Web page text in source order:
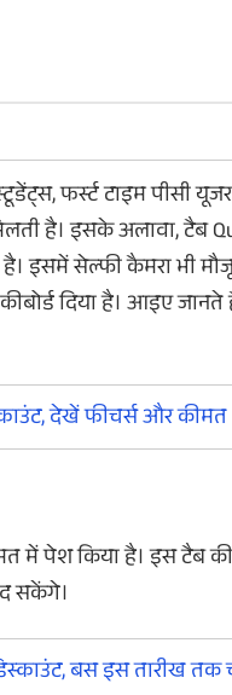
फर्स्ट टाइम पीसी
है। इसके अलावा, टैब
इसमें सेल्फी कैमरा भी
दिया है। आइए
देखें फीचर्स और कीमत
में पेश किया है। इस टैब
सकेंगे।
बस इस तारीख